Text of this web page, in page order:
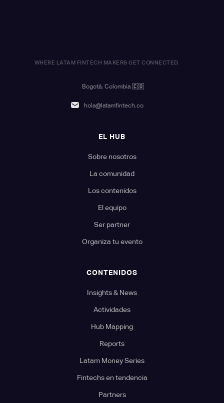
WHERE LATAM FINTECH MAKERS GET CONNECTED.
Bogotá, Colombia 🇨🇴
hola@latamfintech.co
EL HUB
Sobre nosotros
La comunidad
Los contenidos
El equipo
Ser partner
Organiza tu evento
CONTENIDOS
Insights & News
Actividades
Hub Mapping
Reports
Latam Money Series
Fintechs en tendencia
Partners